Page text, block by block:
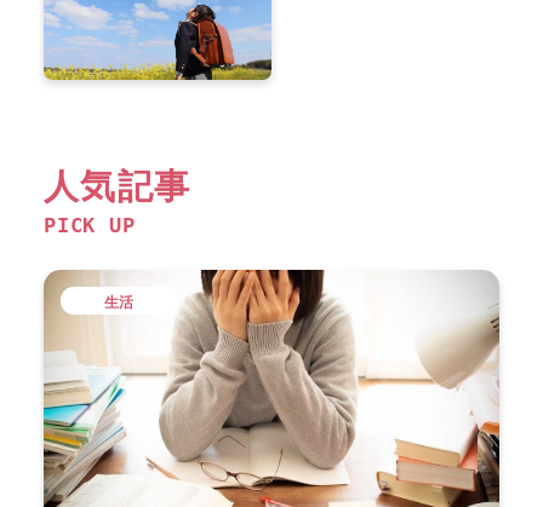
人気記事
PICK UP
生活